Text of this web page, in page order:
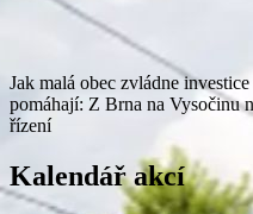
Jak malá obec zvládne
pomáhají: Z Brna na Vysočinu
řízení
Kalendář akcí